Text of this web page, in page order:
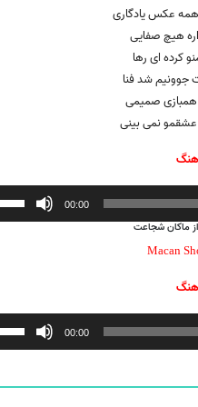
عکس یادگاری
هیچ صفایی
کرده ای رها
جوونیم شد فنا
صمیمی
نمی بینی
00:00
از ماکان شجاعت
Macan
00:00